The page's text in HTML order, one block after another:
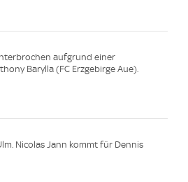
aufgrund einer
Barylla (FC Erzgebirge Aue).
Nicolas Jann kommt für Dennis